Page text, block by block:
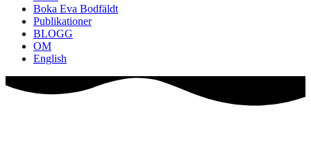
Boka Eva Bodfäldt
Publikationer
BLOGG
OM
English